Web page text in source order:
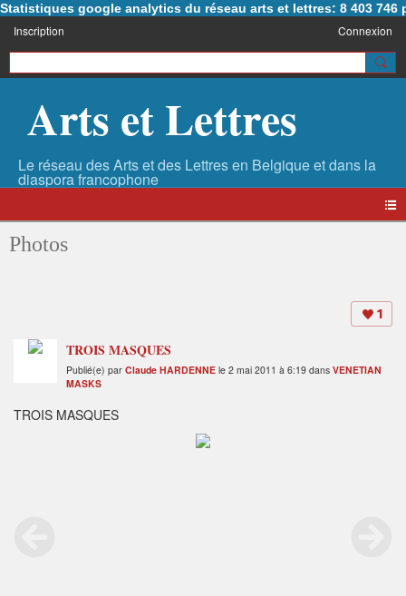
Statistiques google analytics du réseau arts et lettres: 8 403 746
Inscription Connexion
Arts et Lettres
Photos
1
TROIS MASQUES
Publié(e) par Claude HARDENNE le 2 mai 2011 à 6:19 dans VENETIAN
MASKS
TROIS MASQUES